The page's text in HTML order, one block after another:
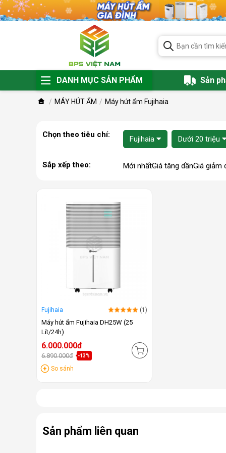
DANH MỤC SẢN PHẨM Sản
MÁY HÚT ẨM Máy hút ẩm Fujihaia
Chọn theo tiêu chí: Fujihaia Dưới 20 triệu
Sắp xếp theo: Mới nhấtGiá tăng dầnGiá giảm
Fujihaia (1)
Máy hút ẩm Fujihaia DH25W (25
Lít/24h)
6.000.000đ
6.890.000đ -13%
So sánh
Sản phẩm liên quan